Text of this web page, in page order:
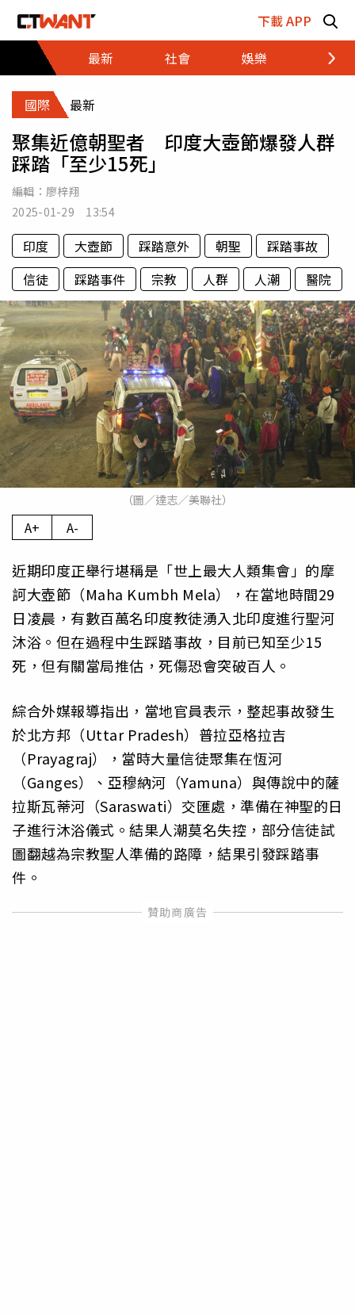
下載 APP
最新
社會 娛樂 財經
國際 最新
聚集近億朝聖者 印度大壺節爆發人群
踩踏「至少15死」
編輯： 廖梓翔
2025-01-29 13:54
印度 大壺節 踩踏意外 朝聖
踩踏事故
信徒
踩踏事件 宗教 人群 人潮 醫院
（圖／達志／美聯社）
A+ A-
近期印度正舉行堪稱是「世上最大人類集會」的摩
訶大壺節（Maha Kumbh Mela），在當地時間29
日凌晨，有數百萬名印度教徒湧入北印度進行聖河
沐浴。但在過程中生踩踏事故，目前已知至少15
死，但有關當局推估，死傷恐會突破百人。
綜合外媒報導指出，當地官員表示，整起事故發生
於北方邦（Uttar Pradesh）普拉亞格拉吉
（Prayagraj），當時大量信徒聚集在恆河
（Ganges）、亞穆納河（Yamuna）與傳說中的薩
拉斯瓦蒂河（Saraswati）交匯處，準備在神聖的日
子進行沐浴儀式。結果人潮莫名失控，部分信徒試
圖翻越為宗教聖人準備的路障，結果引發踩踏事
件。